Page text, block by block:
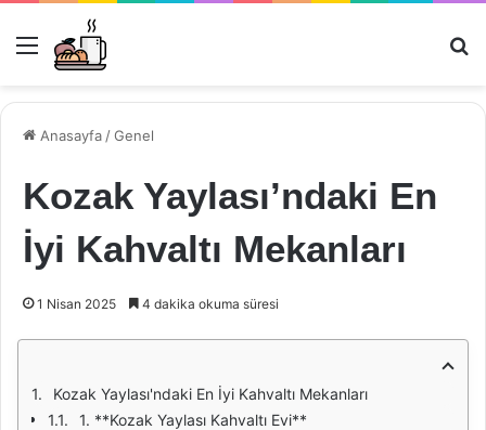
Menü
Anasayfa /Genel
Kozak Yaylası’ndaki En
İyi Kahvaltı Mekanları
1 Nisan 2025 4 dakika okuma süresi
Kozak Yaylası'ndaki En İyi Kahvaltı Mekanları
1. **Kozak Yaylası Kahvaltı Evi**